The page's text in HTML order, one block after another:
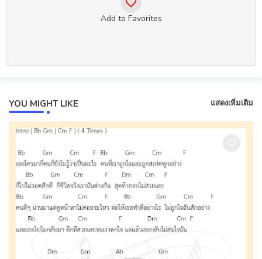
Add to Favorites
YOU MIGHT LIKE แสดงเพิ่มเติม